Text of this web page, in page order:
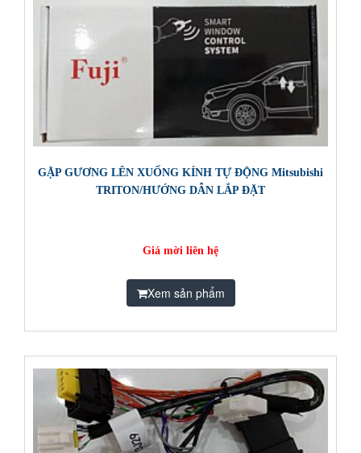
GẬP GƯƠNG LÊN XUỐNG KÍNH TỰ ĐỘNG Mitsubishi
TRITON/HƯỚNG DẪN LẮP ĐẶT
Giá mời liên hệ
Xem sản phẩm